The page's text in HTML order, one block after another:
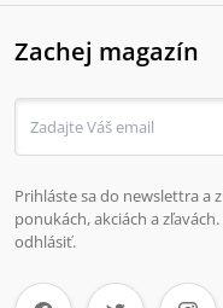
Zachej magazín
Prihláste sa do newslettra a
ponukách, akciách a
odhlásiť.